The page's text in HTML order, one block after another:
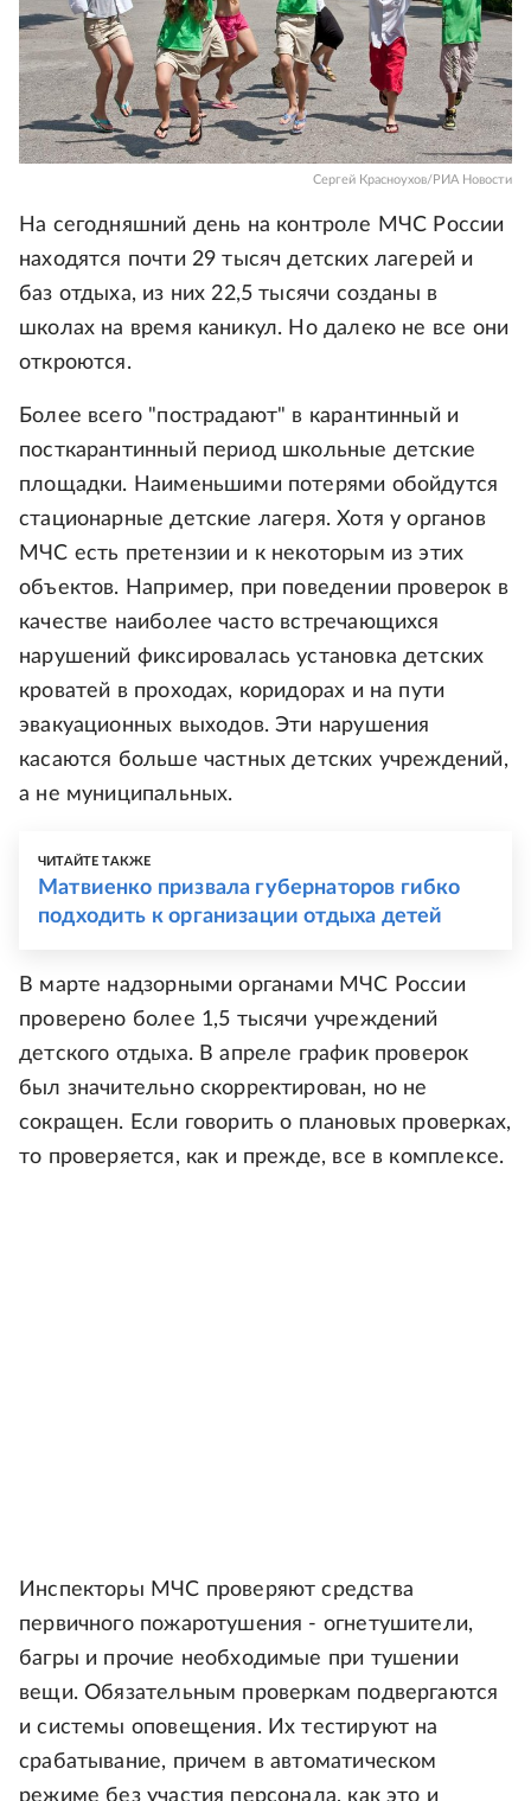
Сергей Красноухов/РИА Новости
На сегодняшний день на контроле МЧС России
находятся почти 29 тысяч детских лагерей и
баз отдыха, из них 22,5 тысячи созданы в
школах на время каникул. Но далеко не все они
откроются.
Более всего "пострадают" в карантинный и
посткарантинный период школьные детские
площадки. Наименьшими потерями обойдутся
стационарные детские лагеря. Хотя у органов
МЧС есть претензии и к некоторым из этих
объектов. Например, при поведении проверок в
качестве наиболее часто встречающихся
нарушений фиксировалась установка детских
кроватей в проходах, коридорах и на пути
эвакуационных выходов. Эти нарушения
касаются больше частных детских учреждений,
а не муниципальных.
ЧИТАЙТЕ ТАКЖЕ
Матвиенко призвала губернаторов гибко
подходить к организации отдыха детей
В марте надзорными органами МЧС России
проверено более 1,5 тысячи учреждений
детского отдыха. В апреле график проверок
был значительно скорректирован, но не
сокращен. Если говорить о плановых проверках,
то проверяется, как и прежде, все в комплексе.
Инспекторы МЧС проверяют средства
первичного пожаротушения - огнетушители,
багры и прочие необходимые при тушении
вещи. Обязательным проверкам подвергаются
и системы оповещения. Их тестируют на
срабатывание, причем в автоматическом
режиме без участия персонала, как это и